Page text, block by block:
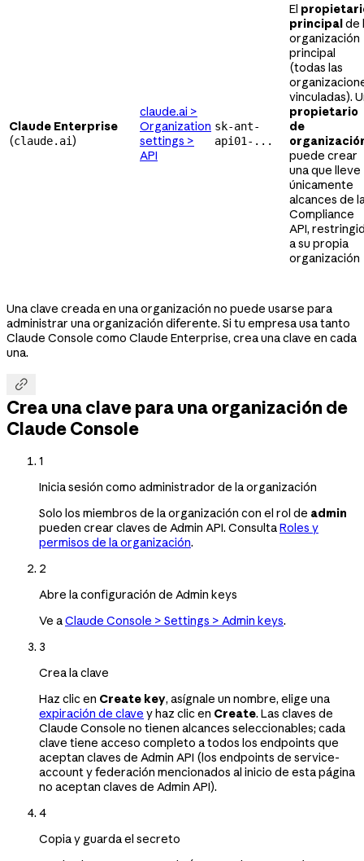
Claude Enterprise
(claude.ai)
claude.ai >
Organization
settings >
API
sk-ant-
api01-...
El
principalde
organización
principal
(todas las
vinculadas).
propietario
de
puede crear
una que lleve
únicamente
alcances de
Compliance
API,
a su propia
organización
Una clave creada en una organización no puede usarse para
administrar una organización diferente. Si tu empresa usa tanto
Claude Console como Claude Enterprise, crea una clave en cada
una.

Crea una clave para una organización de
Claude Console
1
Inicia sesión como administrador de la organización
Solo los miembros de la organización con el rol de admin
pueden crear claves de Admin API. ConsultaRoles y
permisos de la organización.
2
Abre la configuración de Admin keys
Ve aClaude Console > Settings > Admin keys.
3
Crea la clave
Haz clic en Create key, asígnale un nombre, elige una
expiración de clave y haz clic en Create. Las claves de
Claude Console no tienen alcances seleccionables; cada
clave tiene acceso completo a todos los endpoints que
aceptan claves de Admin API (los endpoints de service-
account y federación mencionados al inicio de esta página
no aceptan claves de Admin API).
4
Copia y guarda el secreto